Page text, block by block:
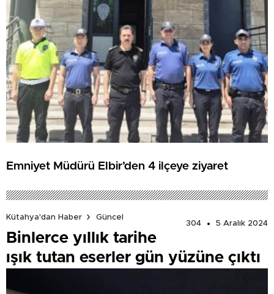
Emniyet Müdürü Elbir’den 4 ilçeye ziyaret
Kütahya'dan Haber
Güncel
304
5 Aralık 2024
Binlerce yıllık tarihe
ışık tutan eserler gün yüzüne çıktı